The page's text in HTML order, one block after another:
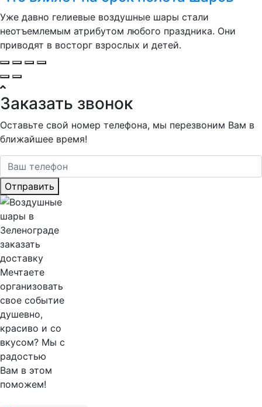
Уже давно гелиевые воздушные шары стали
неотъемлемым атрибутом любого праздника. Они
приводят в восторг взрослых и детей.
Заказать звонок
Оставьте свой номер телефона, мы перезвоним Вам в
ближайшее время!
Отправить
Мечтаете
организовать
свое событие
душевно,
красиво и со
вкусом? Мы с
радостью
Вам в этом
поможем!